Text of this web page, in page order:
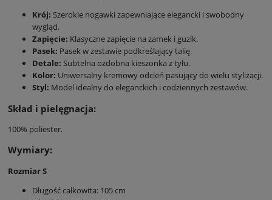
Krój: Szerokie nogawki zapewniające elegancki i swobodny
wygląd.
Zapięcie: Klasyczne zapięcie na zamek i guzik.
Pasek: Pasek w zestawie podkreślający talię.
Detale: Subtelna ozdobna kieszonka z tyłu.
Kolor: Uniwersalny kremowy odcień pasujący do wielu stylizacji.
Styl: Model idealny do eleganckich i codziennych zestawów.
Skład i pielęgnacja:
100% poliester.
Wymiary:
Rozmiar S
Długość całkowita: 105 cm